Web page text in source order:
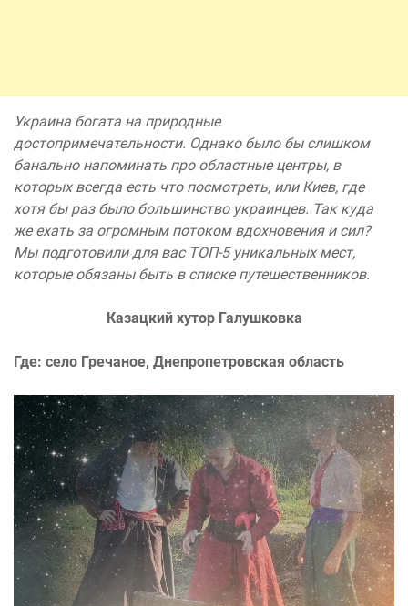
Украина богата на природные
достопримечательности. Однако было бы слишком
банально напоминать про областные центры, в
которых всегда есть что посмотреть, или Киев, где
хотя бы раз было большинство украинцев. Так куда
же ехать за огромным потоком вдохновения и сил?
Мы подготовили для вас ТОП-5 уникальных мест,
которые обязаны быть в списке путешественников.
Казацкий хутор Галушковка
Где: село Гречаное, Днепропетровская область